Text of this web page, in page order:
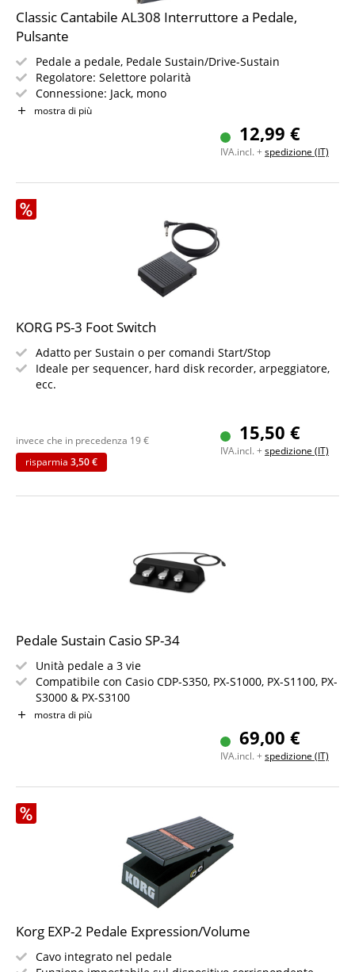
Classic Cantabile AL308 Interruttore a Pedale,
Pulsante
Pedale a pedale, Pedale Sustain/Drive-Sustain
Regolatore: Selettore polarità
Connessione: Jack, mono
Cavo di collegamento
mostra di più
12,99 €
IVA.incl. +spedizione (IT)
KORG PS-3 Foot Switch
Adatto per Sustain o per comandi Start/Stop
Ideale per sequencer, hard disk recorder, arpeggiatore,
ecc.
15,50 €
IVA.incl. +spedizione (IT)
invece che in precedenza 19€
risparmia 3,50 €
Pedale Sustain Casio SP-34
Unità pedale a 3 vie
Compatibile con Casio CDP-S350, PX-S1000, PX-S1100, PX-
S3000 & PX-S3100
Colore: Nero
mostra di più
69,00 €
IVA.incl. +spedizione (IT)
Korg EXP-2 Pedale Expression/Volume
Cavo integrato nel pedale